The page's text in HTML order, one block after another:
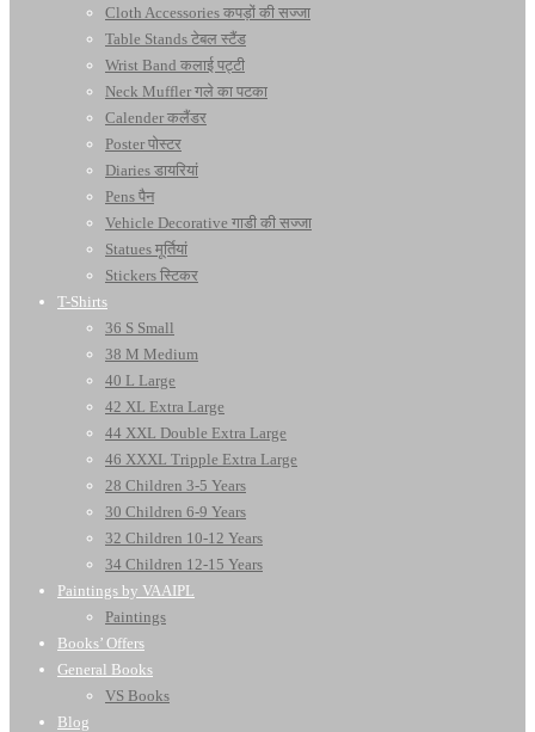
Cloth Accessories कपड़ों की सज्जा
Table Stands टेबल स्टैंड
Wrist Band कलाई पट्टी
Neck Muffler गले का पटका
Calender कलैंडर
Poster पोस्टर
Diaries डायरियां
Pens पैन
Vehicle Decorative गाडी की सज्जा
Statues मूर्तियां
Stickers स्टिकर
T-Shirts
36 S Small
38 M Medium
40 L Large
42 XL Extra Large
44 XXL Double Extra Large
46 XXXL Tripple Extra Large
28 Children 3-5 Years
30 Children 6-9 Years
32 Children 10-12 Years
34 Children 12-15 Years
Paintings by VAAIPL
Paintings
Books’ Offers
General Books
VS Books
Blog